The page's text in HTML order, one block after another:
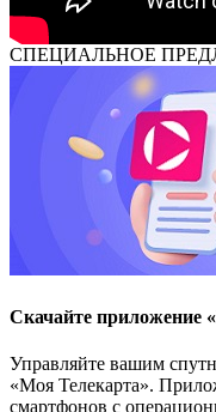
СПЕЦИАЛЬНОЕ
Скачайте приложение
Управляйте вашим
«Моя Телекарта».
смартфонов с